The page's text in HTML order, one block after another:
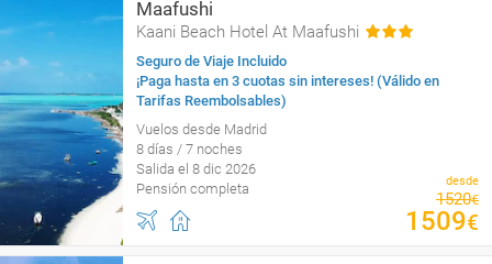
Maafushi
Kaani Beach Hotel At Maafushi
Seguro de Viaje Incluido
¡Paga hasta en 3 cuotas sin intereses! (Válido en
Tarifas Reembolsables)
Vuelos desde Madrid
8 días / 7 noches
Salida el 8 dic 2026
Pensión completa
desde
1520€
1509€